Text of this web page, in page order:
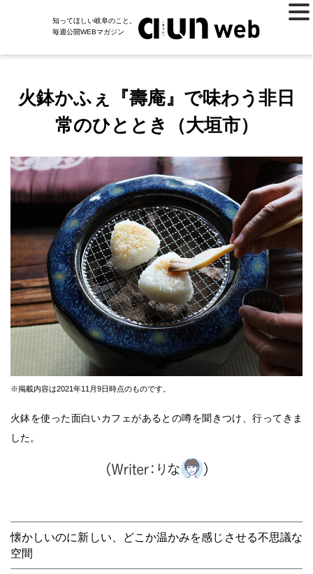
知ってほしい岐阜のこと。
毎週公開WEBマガジン
火鉢かふぇ『壽庵』で味わう非日
常のひととき（大垣市）
※掲載内容は2021年11月9日時点のものです。
火鉢を使った面白いカフェがあるとの噂を聞きつけ、行ってきま
した。
懐かしいのに新しい、どこか温かみを感じさせる不思議な
空間